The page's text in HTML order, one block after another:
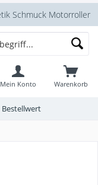
Schmuck Motorroller
Warenkorb
Mein Konto
Bestellwert